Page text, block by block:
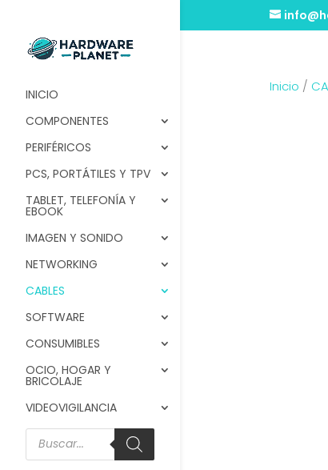
INICIO
COMPONENTES
PERIFÉRICOS
PCS, PORTÁTILES Y TPV
TABLET, TELEFONÍA Y
EBOOK
IMAGEN Y SONIDO
NETWORKING
CABLES
SOFTWARE
CONSUMIBLES
OCIO, HOGAR Y
BRICOLAJE
VIDEOVIGILANCIA
Búsqueda
de
productos
Inicio /